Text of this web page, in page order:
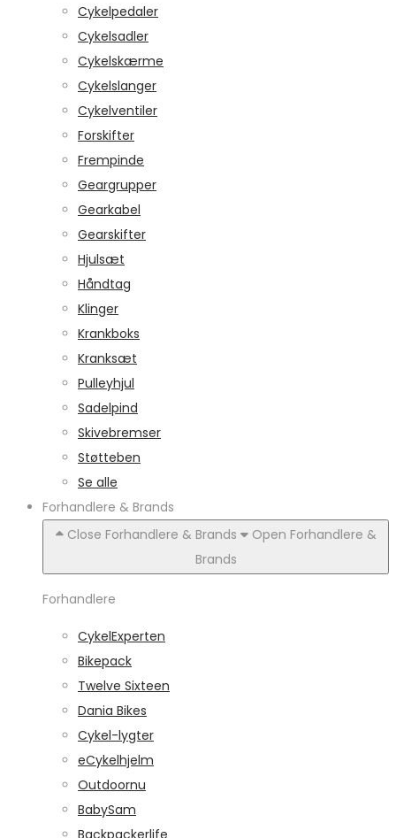
Cykelpedaler
Cykelsadler
Cykelskærme
Cykelslanger
Cykelventiler
Forskifter
Frempinde
Geargrupper
Gearkabel
Gearskifter
Hjulsæt
Håndtag
Klinger
Krankboks
Kranksæt
Pulleyhjul
Sadelpind
Skivebremser
Støtteben
Se alle
Forhandlere & Brands
Close Forhandlere & Brands
Open Forhandlere &
Brands
Forhandlere
CykelExperten
Bikepack
Twelve Sixteen
Dania Bikes
Cykel-lygter
eCykelhjelm
Outdoornu
BabySam
Backpackerlife